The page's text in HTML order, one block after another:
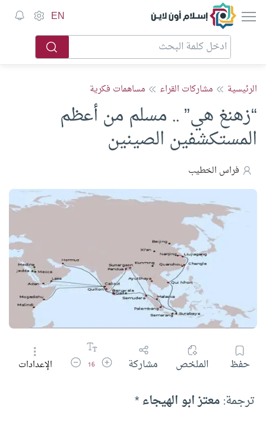
إسلام أون لاين EN
الرئيسية مشاركات القراء مساهمات فكرية
“زهنغ هي” .. مسلم من أعظم
المستكشفين الصينين
فراس الخطيب
حفظ الملخص مشاركة زيادة حجم الخط
16 تقليل حجم الخط
الإعدادات
ترجمة:معتز ابو الهيجاء*